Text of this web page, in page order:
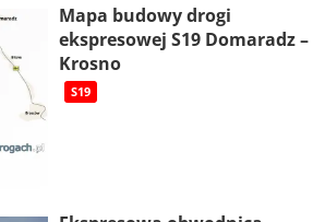
Mapa budowy drogi
ekspresowej S19 Domaradz –
Krosno
S19